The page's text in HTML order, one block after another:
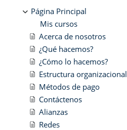
Página Principal
Mis cursos
Acerca de nosotros
¿Qué hacemos?
¿Cómo lo hacemos?
Estructura organizacional
Métodos de pago
Contáctenos
Alianzas
Redes